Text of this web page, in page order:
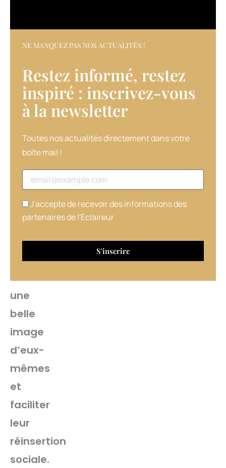
les
cheveux
des
plus
démunis.
ce,
pour
les
aider
retrouver
une
belle
image
d’eux-
mêmes
et
faciliter
leur
réinsertion
sociale.
NE MANQUEZ PAS NOS ACTUALITÉS !
Restez informé, restez
inspiré : inscrivez-vous
à la newsletter​
Toutes nos actualités directement dans votre
boîte mail !
Adresse email
J'accepte de recevoir des informations des
partenaires de l'Eclaireur